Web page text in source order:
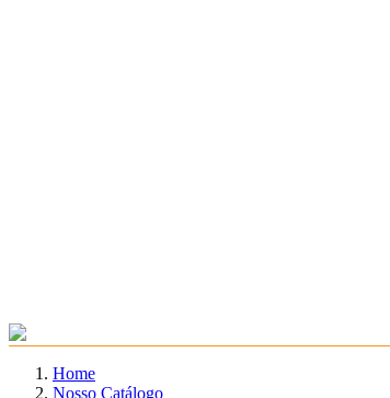
Home
Nosso Catálogo